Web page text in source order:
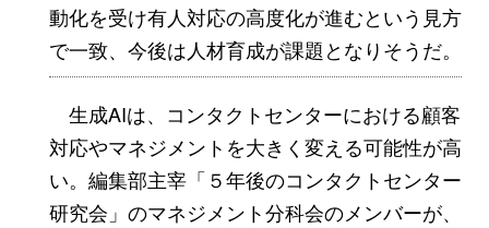
動化を受け有人対応の高度化が進むという見方
で一致、今後は人材育成が課題となりそうだ。
生成AIは、コンタクトセンターにおける顧客
対応やマネジメントを大きく変える可能性が高
い。編集部主宰「５年後のコンタクトセンター
研究会」のマネジメント分科会のメンバーが、